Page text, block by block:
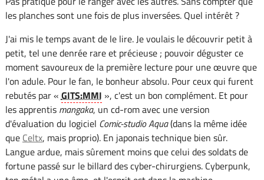
les planches sont une fois de plus inversées. Quel intérêt ?
J'ai mis le temps avant de le lire. Je voulais le découvrir petit à
petit, tel une denrée rare et précieuse ; pouvoir déguster ce
moment savoureux de la première lecture pour une œuvre que
l'on adule. Pour le fan, le bonheur absolu. Pour ceux qui furent
rebutés par « GITS:MMI », c'est un bon complément. Et pour
les apprentis mangaka, un cd-rom avec une version
d'évaluation du logiciel Comic-studio Aqua(dans la même idée
que Celtx, mais proprio). En japonais technique bien sûr.
Langue ardue, mais sûrement moins que celui des soldats de
fortune passé sur le billard des cyber-chirurgiens. Cyberpunk,